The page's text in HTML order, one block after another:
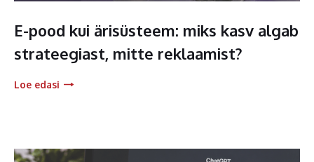
E-pood kui ärisüsteem: miks kasv algab
strateegiast, mitte reklaamist?
Loe edasi